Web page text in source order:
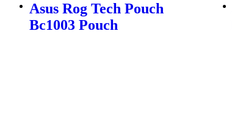
Asus Rog Tech Pouch
Bc1003 Pouch